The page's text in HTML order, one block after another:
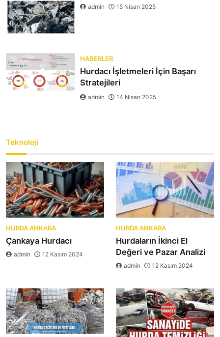
admin 15 Nisan 2025
HABERLER
Hurdacı İşletmeleri İçin Başarı
Stratejileri
admin 14 Nisan 2025
Teknoloji
HURDA ANKARA
Çankaya Hurdacı
admin 12 Kasım 2024
HURDA ANKARA
Hurdaların İkinci El
Değeri ve Pazar Analizi
admin 12 Kasım 2024